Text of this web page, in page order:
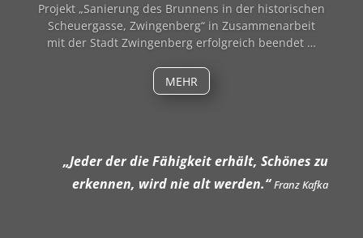
Projekt „Sanierung des Brunnens in der historischen
Scheuergasse, Zwingenberg“ in Zusammenarbeit
mit der Stadt Zwingenberg erfolgreich beendet …
MEHR
„Jeder der die Fähigkeit erhält, Schönes zu
erkennen, wird nie alt werden.“ Franz Kafka